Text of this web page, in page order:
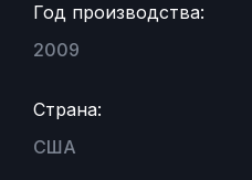
Год производства:
2009
Страна:
США